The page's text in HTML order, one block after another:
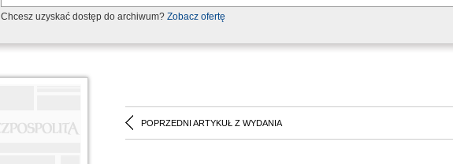
Chcesz uzyskać dostęp do archiwum? Zobacz ofertę
POPRZEDNI ARTYKUŁ Z WYDANIA